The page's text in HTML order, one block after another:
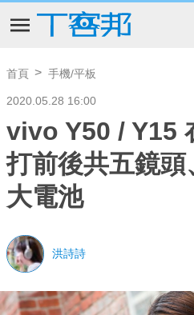
首頁 手機/平板
2020.05.28 16:00
vivo Y50 / Y15
打前後共五鏡
大電池
洪詩詩